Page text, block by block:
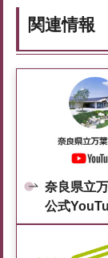
関連情報
奈良県立
公式